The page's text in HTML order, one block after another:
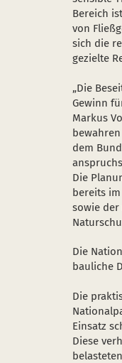
Bereich
von
sich die
gezielte
„Die
Gewinn
Markus
dem
Die
bereits
sowie der
Die
bauliche
Die
Einsatz
Diese